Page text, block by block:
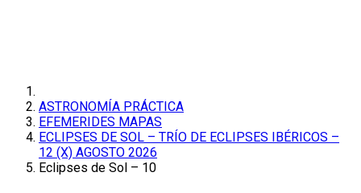
ASTRONOMÍA PRÁCTICA
EFEMERIDES MAPAS
ECLIPSES DE SOL – TRÍO DE ECLIPSES IBÉRICOS –
12 (X) AGOSTO 2026
Eclipses de Sol – 10